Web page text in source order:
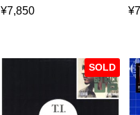
¥7,850 ¥
SOLD